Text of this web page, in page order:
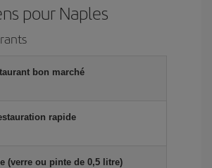
pour Naples
bon marché
rapide
(verre ou pinte de 0,5 litre)